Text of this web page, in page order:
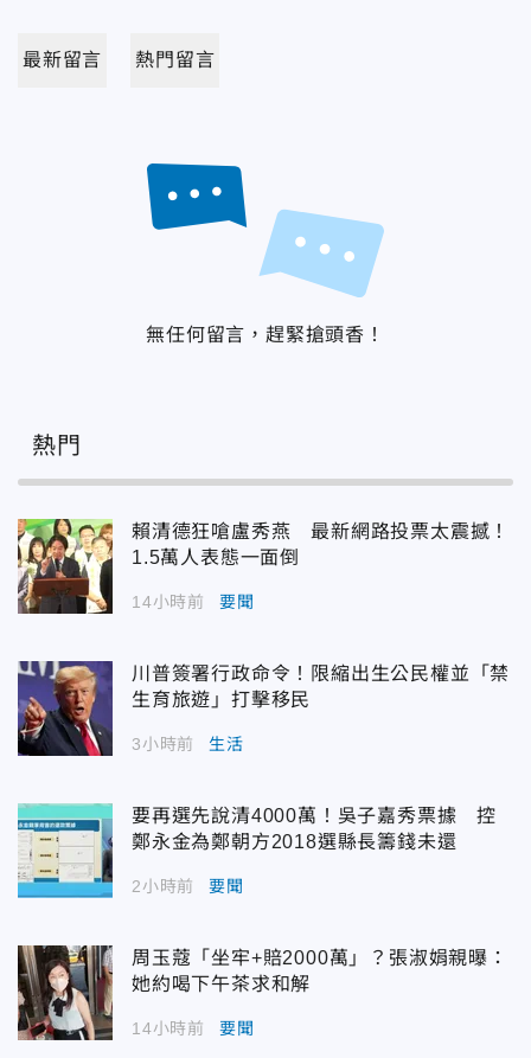
最新留言 熱門留言
無任何留言，趕緊搶頭香！
熱門
賴清德狂嗆盧秀燕 最新網路投票太震撼！
1.5萬人表態一面倒
14小時前 要聞
川普簽署行政命令！限縮出生公民權並「禁
生育旅遊」打擊移民
3小時前 生活
要再選先說清4000萬！吳子嘉秀票據 控
鄭永金為鄭朝方2018選縣長籌錢未還
2小時前 要聞
周玉蔻「坐牢+賠2000萬」？張淑娟親曝：
她約喝下午茶求和解
14小時前 要聞